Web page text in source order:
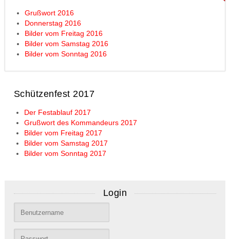
Grußwort 2016
Donnerstag 2016
Bilder vom Freitag 2016
Bilder vom Samstag 2016
Bilder vom Sonntag 2016
Schützenfest 2017
Der Festablauf 2017
Grußwort des Kommandeurs 2017
Bilder vom Freitag 2017
Bilder vom Samstag 2017
Bilder vom Sonntag 2017
Login